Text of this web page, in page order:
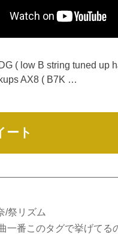
( low B string tuned up
AX8 ( B7K …
ート
/祭リズム
一番このタグで挙げてる